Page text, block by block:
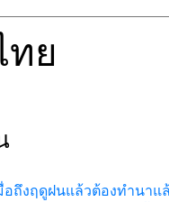
ย
ถึงฤดูฝนแล้วต้องทำนา